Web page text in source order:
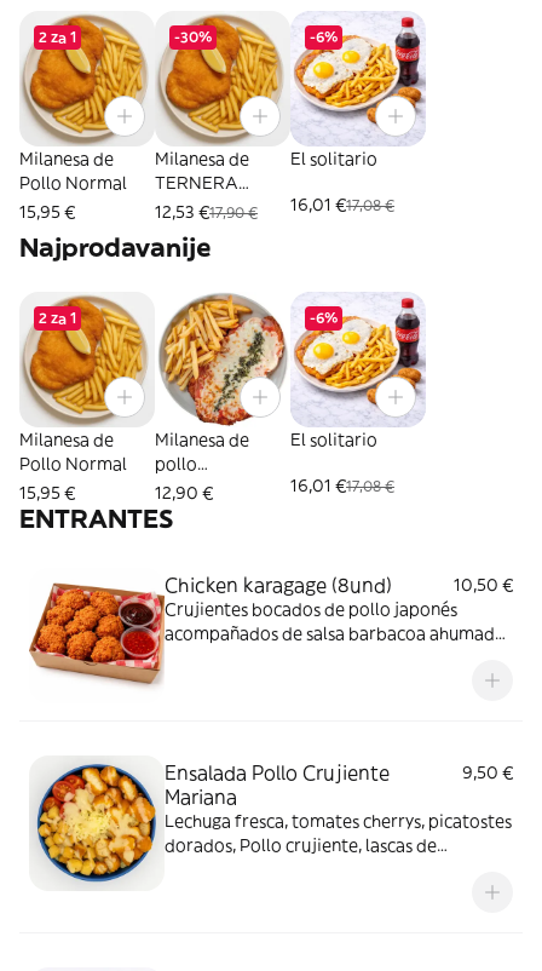
2 za 1
Milanesa de
Pollo Normal
15,95 €
-30%
Milanesa de
TERNERA
Normal.
12,53 €17,90 €
-6%
El solitario
16,01 €17,08 €
Najprodavanije
2 za 1
Milanesa de
Pollo Normal
15,95 €
Milanesa de
pollo
Napolitana
12,90 €
-6%
El solitario
16,01 €17,08 €
ENTRANTES
Chicken karagage (8und)
10,50 €
Crujientes bocados de pollo japonés
acompañados de salsa barbacoa ahumada
Ensalada Pollo Crujiente
Mariana
9,50 €
Lechuga fresca, tomates cherrys, picatostes
dorados, Pollo crujiente, lascas de